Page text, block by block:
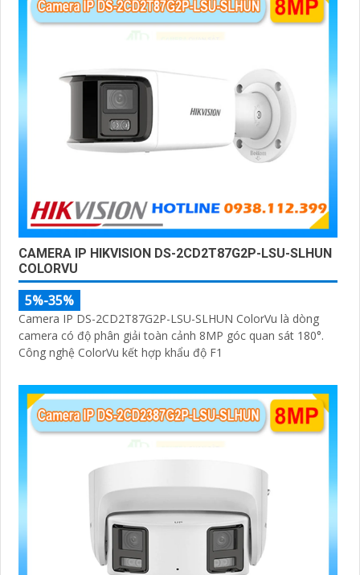
CAMERA IP HIKVISION DS-2CD2T87G2P-LSU-SLHUN
COLORVU
5%-35%
Camera IP DS-2CD2T87G2P-LSU-SLHUN ColorVu là dòng
camera có độ phân giải toàn cảnh 8MP góc quan sát 180°.
Công nghệ ColorVu kết hợp khẩu độ F1